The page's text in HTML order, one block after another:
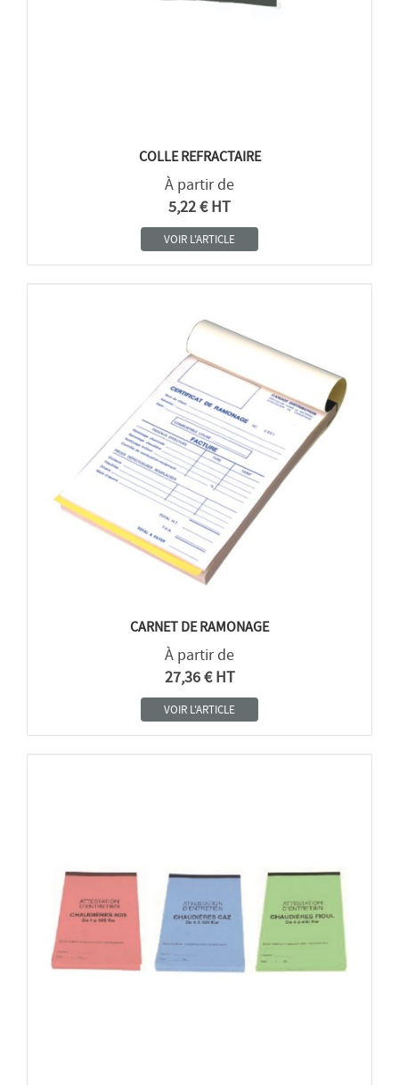
COLLE REFRACTAIRE
À partir de
5,22 € HT
VOIR L'ARTICLE
CARNET DE RAMONAGE
À partir de
27,36 € HT
VOIR L'ARTICLE